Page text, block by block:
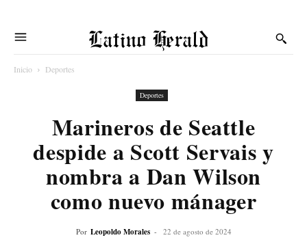
Latino Herald
Inicio Deportes
Deportes
Marineros de Seattle
despide a Scott Servais y
nombra a Dan Wilson
como nuevo mánager
Por Leopoldo Morales - 22 de agosto de 2024